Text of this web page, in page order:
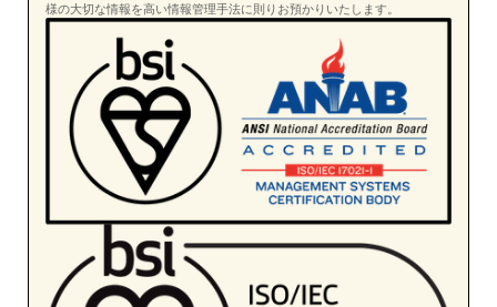
様の大切な情報を高い情報管理手法に則りお預かりいたします。